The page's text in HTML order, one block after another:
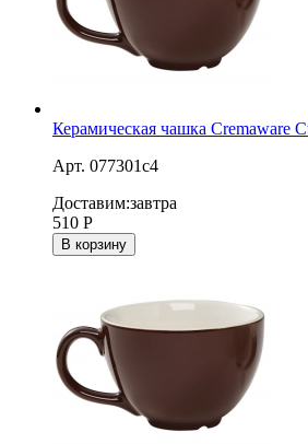
Керамическая чашка Cremaware
Арт. 077301c4
Доставим:завтра
510 Р
В корзину